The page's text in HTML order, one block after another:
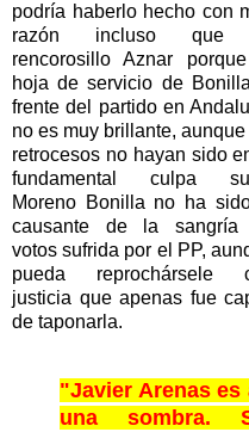
podría haberlo hecho con
razón incluso que
rencorosillo Aznar
hoja de servicio de
frente del partido en
no es muy brillante,
retrocesos no hayan sido
fundamental culpa
Moreno Bonilla no ha
causante de la sangría
votos sufrida por el PP,
pueda reprochársele
justicia que apenas fue
de taponarla.
"Javier Arenas es
una sombra.